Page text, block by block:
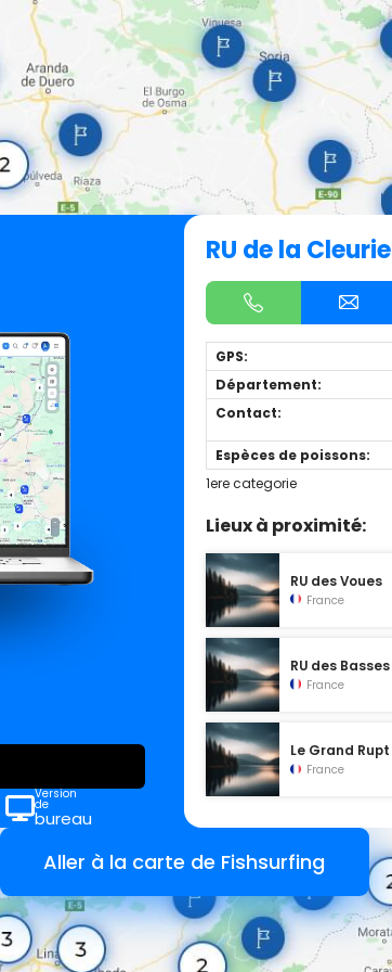
Version
de
bureau
RU de la Cleurie
GPS:
Département:
Contact:
Espèces de poissons:
1ere categorie
Lieux à proximité:
RU des Voues
France
RU des Basses
France
Le Grand Rupt
France
Aller à la carte de Fishsurfing